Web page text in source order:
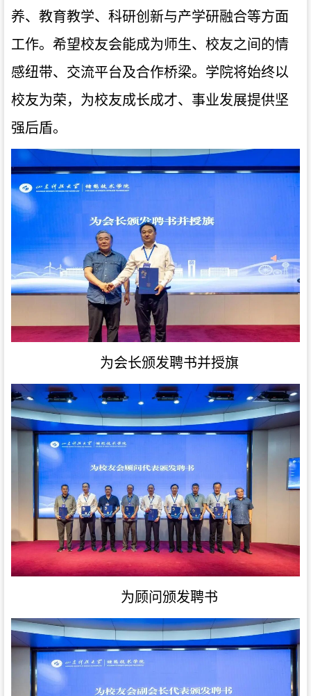
养、教育教学、科研创新与产学研融合等方面
工作。希望校友会能成为师生、校友之间的情
感纽带、交流平台及合作桥梁。学院将始终以
校友为荣，为校友成长成才、事业发展提供坚
强后盾。
为会长颁发聘书并授旗
为顾问颁发聘书